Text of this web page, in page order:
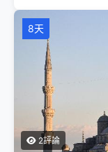
8天
2評論